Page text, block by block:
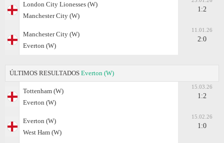
London City Lionesses (W)
Manchester City (W)
1:2
Manchester City (W)
Everton (W)
11.01.26
2:0
ÚLTIMOS RESULTADOS Everton (W)
Tottenham (W)
Everton (W)
15.03.26
1:2
Everton (W)
West Ham (W)
15.02.26
1:0